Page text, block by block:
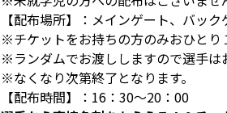
【配布場所】：メインゲート、バック
※チケットをお持ちの方のみおひとり
※ランダムでお渡ししますので選手は
※なくなり次第終了となります。
【配布時間】：16：30～20：00